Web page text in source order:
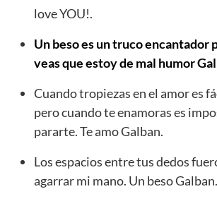
love YOU!.
Un beso es un truco encantador
veas que estoy de mal humor
Cuando tropiezas en el amor es
pero cuando te enamoras es
pararte. Te amo Galban.
Los espacios entre tus dedos
agarrar mi mano. Un beso Galban.